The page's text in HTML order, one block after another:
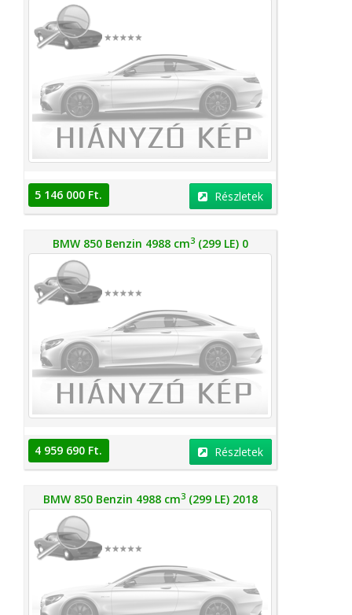
5 146 000 Ft. Részletek
BMW 850 Benzin 4988 cm3(299 LE) 0
4 959 690 Ft. Részletek
BMW 850 Benzin 4988 cm3(299 LE) 2018